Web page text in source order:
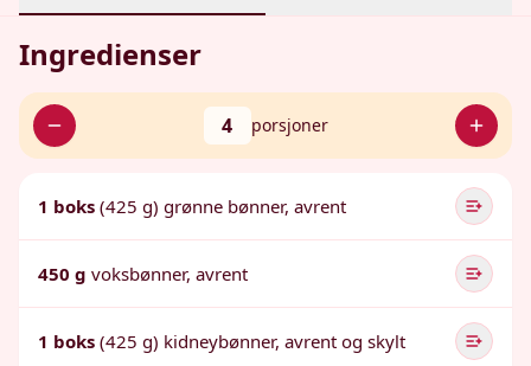
Ingredienser
4 porsjoner
1 boks (425 g) grønne bønner, avrent
450 g voksbønner, avrent
1 boks (425 g) kidneybønner, avrent og skylt